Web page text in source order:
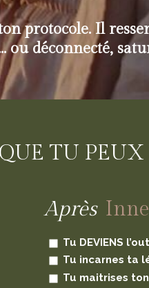
protocole. Il
ou déconnecté,
TU PEUX
Après
Tu DEVIENS
Tu incarnes ta
Tu maitrises